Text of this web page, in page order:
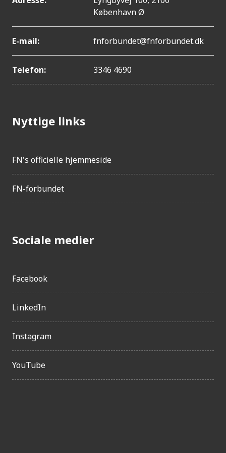
København Ø
E-mail: fnforbundet@fnforbundet.dk
Telefon: 3346 4690
Nyttige links
FN's officielle hjemmeside
FN-forbundet
Sociale medier
Facebook
LinkedIn
Instagram
YouTube